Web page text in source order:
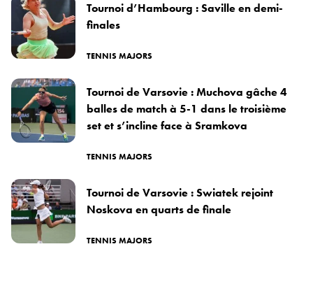
Tournoi d’Hambourg : Saville en demi-
finales
TENNIS MAJORS
Tournoi de Varsovie : Muchova gâche 4
balles de match à 5-1 dans le troisième
set et s’incline face à Sramkova
TENNIS MAJORS
Tournoi de Varsovie : Swiatek rejoint
Noskova en quarts de finale
TENNIS MAJORS